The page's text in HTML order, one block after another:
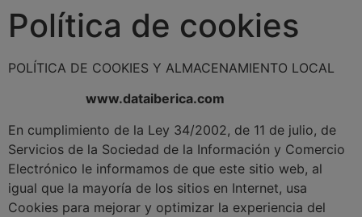
Saltar
Política de cookies
POLÍTICA DE COOKIES Y ALMACENAMIENTO LOCAL
www.dataiberica.com
En cumplimiento de la Ley 34/2002, de 11 de julio, de
Servicios de la Sociedad de la Información y Comercio
Electrónico le informamos de que este sitio web, al
igual que la mayoría de los sitios en Internet, usa
Cookies para mejorar y optimizar la experiencia del